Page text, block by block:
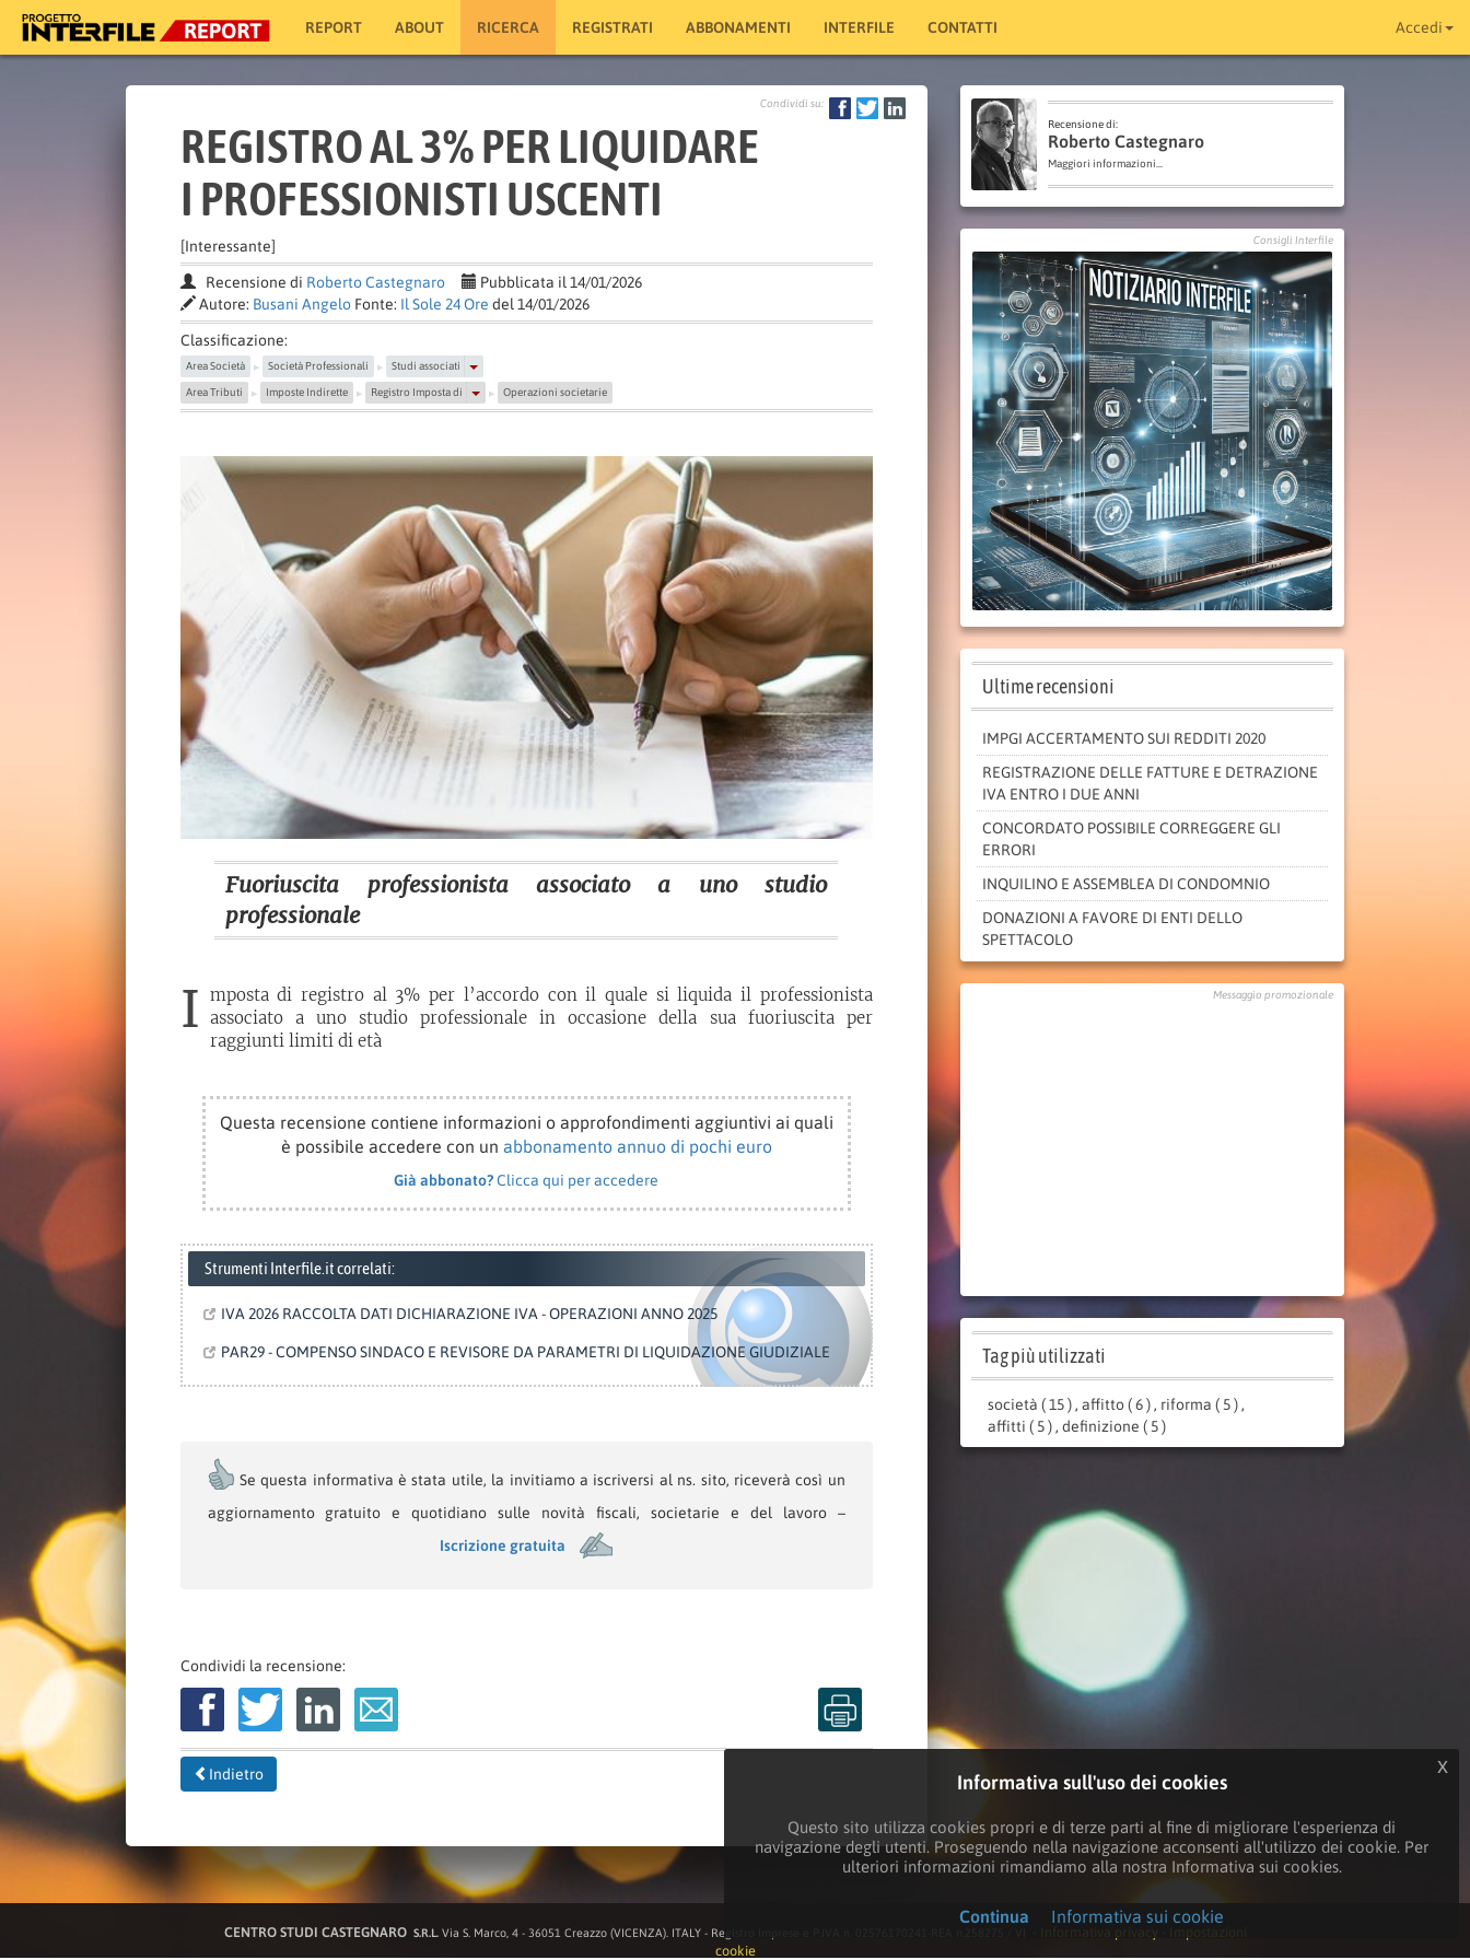
REPORT ABOUT RICERCA REGISTRATI ABBONAMENTI INTERFILE CONTATTI Accedi
Condividi su:
REGISTRO AL 3% PER LIQUIDARE
I PROFESSIONISTI USCENTI
[Interessante]
Recensione di Roberto Castegnaro
Pubblicata il 14/01/2026
Autore: Busani AngeloFonte: Il Sole 24 Ore del 14/01/2026
Classificazione:
Area Società ▶ Società Professionali ▶ Studi associati
Area Tributi ▶ Imposte Indirette ▶ Registro Imposta di ▶ Operazioni societarie
Fuoriuscita professionista associato a uno studio
professionale
I mposta di registro al 3% per l’accordo con il quale si liquida il professionista
associato a uno studio professionale in occasione della sua fuoriuscita per
raggiunti limiti di età
Questa recensione contiene informazioni o approfondimenti aggiuntivi ai quali
è possibile accedere con un abbonamento annuo di pochi euro
Già abbonato?Clicca qui per accedere
Strumenti Interfile.it correlati:
IVA 2026 RACCOLTA DATI DICHIARAZIONE IVA - OPERAZIONI ANNO 2025
PAR29 - COMPENSO SINDACO E REVISORE DA PARAMETRI DI LIQUIDAZIONE GIUDIZIALE
Se questa informativa è stata utile, la invitiamo a iscriversi al ns. sito, riceverà così un
aggiornamento gratuito e quotidiano sulle novità fiscali, societarie e del lavoro –
Iscrizione gratuita
Condividi la recensione:
Indietro
Recensione di:
Roberto Castegnaro
Maggiori informazioni...
Consigli Interfile
Ultime recensioni
IMPGI ACCERTAMENTO SUI REDDITI 2020
REGISTRAZIONE DELLE FATTURE E DETRAZIONE
IVA ENTRO I DUE ANNI
CONCORDATO POSSIBILE CORREGGERE GLI
ERRORI
INQUILINO E ASSEMBLEA DI CONDOMNIO
DONAZIONI A FAVORE DI ENTI DELLO
SPETTACOLO
Messaggio promozionale
Tag più utilizzati
società ( 15 ), affitto ( 6 ), riforma ( 5 ),
affitti ( 5 ), definizione ( 5 )
CENTRO STUDI CASTEGNARO S.R.L. Via S. Marco, 4 - 36051 Creazzo (VICENZA). ITALY - Registro Imprese e P.IVA n. 02576170241-REA n.258275 / VI
cookie
Informativa sull'uso dei cookies
Questo sito utilizza cookies propri e di terze parti al fine di migliorare l'esperienza di
navigazione degli utenti. Proseguendo nella navigazione acconsenti all'utilizzo dei cookie. Per
ulteriori informazioni rimandiamo alla nostra Informativa sui cookies.
Continua Informativa sui cookie
x